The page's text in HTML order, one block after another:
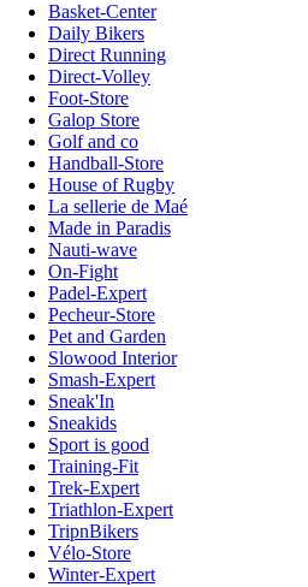
Basket-Center
Daily Bikers
Direct Running
Direct-Volley
Foot-Store
Galop Store
Golf and co
Handball-Store
House of Rugby
La sellerie de Maé
Made in Paradis
Nauti-wave
On-Fight
Padel-Expert
Pecheur-Store
Pet and Garden
Slowood Interior
Smash-Expert
Sneak'In
Sneakids
Sport is good
Training-Fit
Trek-Expert
Triathlon-Expert
TripnBikers
Vélo-Store
Winter-Expert